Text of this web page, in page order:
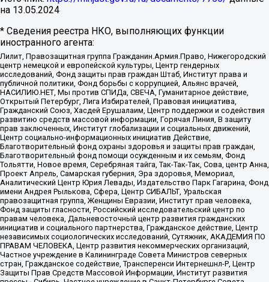
на 13.05.2024
* Сведения реестра НКО, выполняющих функции
иностранного агента:
Лилит, Правозащитная группа Гражданин.Армия.Право, Нижегородский
центр немецкой и европейской культуры, Центр гендерных
исследований, Фонд защиты прав граждан Штаб, Институт права и
публичной политики, Фонд борьбы с коррупцией, Альянс врачей,
НАСИЛИЮ.НЕТ, Мы против СПИДа, СВЕЧА, Гуманитарное действие,
Открытый Петербург, Лига Избирателей, Правовая инициатива,
Гражданский Союз, Хасдей Ерушалаим, Центр поддержки и содействия
развитию средств массовой информации, Горячая Линия, В защиту
прав заключенных, Институт глобализации и социальных движений,
Центр социально-информационных инициатив Действие,
Благотворительный фонд охраны здоровья и защиты прав граждан,
Благотворительный фонд помощи осужденным и их семьям, Фонд
Тольятти, Новое время, Серебряная тайга, Так-Так-Так, Сова, центр Анна,
Проект Апрель, Самарская губерния, Эра здоровья, Мемориал,
Аналитический Центр Юрия Левады, Издательство Парк Гагарина, Фонд
имени Андрея Рылькова, Сфера, Центр СИБАЛЬТ, Уральская
правозащитная группа, Женщины Евразии, Институт прав человека,
Фонд защиты гласности, Российский исследовательский центр по
правам человека, Дальневосточный центр развития гражданских
инициатив и социального партнерства, Гражданское действие, Центр
независимых социологических исследований, Сутяжник, АКАДЕМИЯ ПО
ПРАВАМ ЧЕЛОВЕКА, Центр развития некоммерческих организаций,
Частное учреждение в Калининграде Совета Министров северных
стран, Гражданское содействие, Трансперенси Интернешнл-Р, Центр
Защиты Прав Средств Массовой Информации, Институт развития